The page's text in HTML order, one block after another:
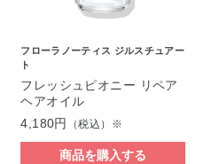
フローラノーティス ジルスチュアー
ト
フレッシュピオニー リペア
ヘアオイル
4,180円
（税込）※
商品を購入する